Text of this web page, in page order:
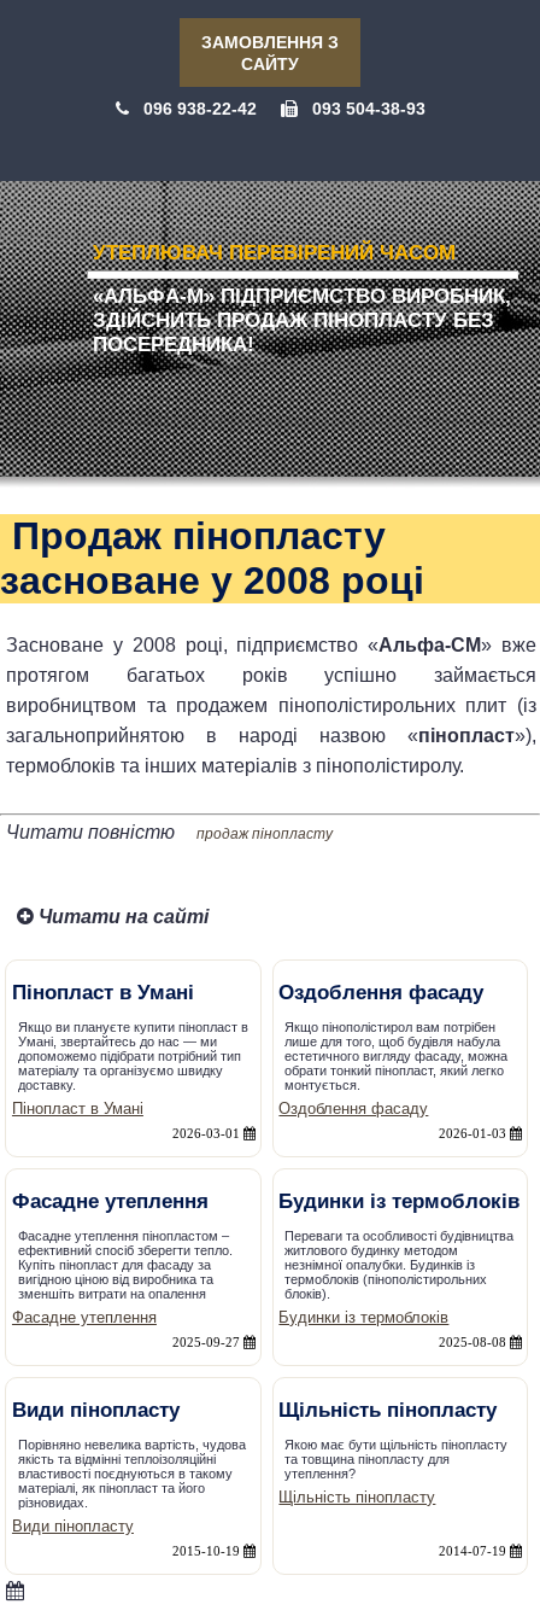
ЗАМОВЛЕННЯ З
САЙТУ
096 938-22-42 093 504-38-93
УТЕПЛЮВАЧ ПЕРЕВІРЕНИЙ ЧАСОМ
«АЛЬФА-М» ПІДПРИЄМСТВО ВИРОБНИК,
ЗДІЙСНИТЬ ПРОДАЖ ПІНОПЛАСТУ БЕЗ
ПОСЕРЕДНИКА!
Продаж пінопласту
засноване у 2008 році
Засноване у 2008 році, підприємство «Альфа-CM» вже
протягом багатьох років успішно займається
виробництвом та продажем пінополістирольних плит (із
загальноприйнятою в народі назвою «пінопласт»),
термоблоків та інших матеріалів з пінополістиролу.
Читати повністю продаж пінопласту
Читати на сайті
Пінопласт в Умані
Якщо ви плануєте купити пінопласт в
Умані, звертайтесь до нас — ми
допоможемо підібрати потрібний тип
матеріалу та організуємо швидку
доставку.
Пінопласт в Умані
2026-03-01
Оздоблення фасаду
Якщо пінополістирол вам потрібен
лише для того, щоб будівля набула
естетичного вигляду фасаду, можна
обрати тонкий пінопласт, який легко
монтується.
Оздоблення фасаду
2026-01-03
Фасадне утеплення
Фасадне утеплення пінопластом –
ефективний спосіб зберегти тепло.
Купіть пінопласт для фасаду за
вигідною ціною від виробника та
зменшіть витрати на опалення
Фасадне утеплення
2025-09-27
Будинки із термоблоків
Переваги та особливості будівництва
житлового будинку методом
незнімної опалубки. Будинків із
термоблоків (пінополістирольних
блоків).
Будинки із термоблоків
2025-08-08
Види пінопласту
Порівняно невелика вартість, чудова
якість та відмінні теплоізоляційні
властивості поєднуються в такому
матеріалі, як пінопласт та його
різновидах.
Види пінопласту
2015-10-19
Щільність пінопласту
Якою має бути щільність пінопласту
та товщина пінопласту для
утеплення?
Щільність пінопласту
2014-07-19